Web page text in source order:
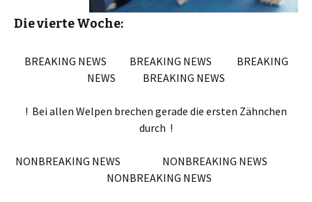
Die vierte Woche:
BREAKING NEWS BREAKING NEWS BREAKING
NEWS BREAKING NEWS
! Bei allen Welpen brechen gerade die ersten Zähnchen
durch !
NONBREAKING NEWS NONBREAKING NEWS
NONBREAKING NEWS